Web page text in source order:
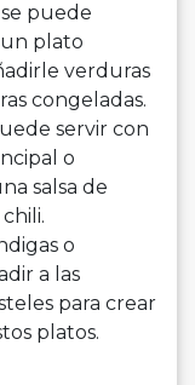
puede
plato
verduras
congeladas.
servir con
o
salsa de
o
a las
para crear
platos.